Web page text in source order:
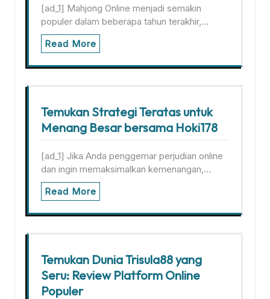
[ad_1] Mahjong Online menjadi semakin
populer dalam beberapa tahun terakhir,…
Read More
Temukan Strategi Teratas untuk
Menang Besar bersama Hoki178
[ad_1] Jika Anda penggemar perjudian online
dan ingin memaksimalkan kemenangan,…
Read More
Temukan Dunia Trisula88 yang
Seru: Review Platform Online
Populer